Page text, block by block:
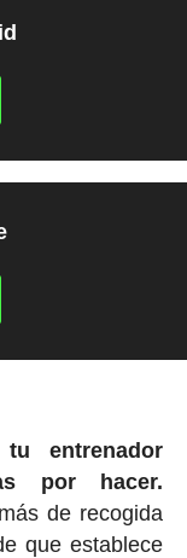
entrenador
por hacer.
de recogida
que establece